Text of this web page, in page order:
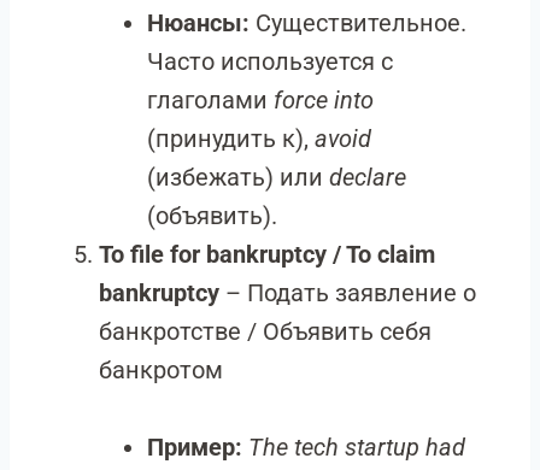
Нюансы: Существительное.
Часто используется с
глаголами force into
(принудить к), avoid
(избежать) или declare
(объявить).
To file for bankruptcy / To claim
bankruptcy – Подать заявление о
банкротстве / Объявить себя
банкротом
Пример: The tech startup had